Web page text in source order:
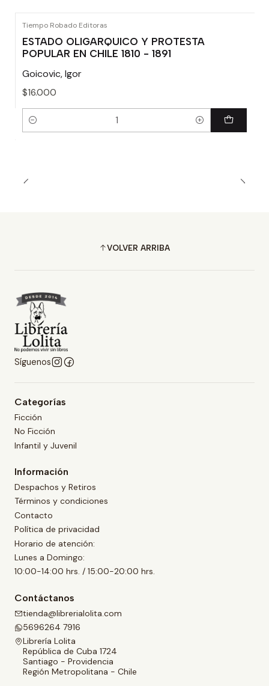
Tiempo Robado Editoras
ESTADO OLIGARQUICO Y PROTESTA
POPULAR EN CHILE 1810 - 1891
Goicovic, Igor
$16.000
Cantidad
VOLVER ARRIBA
Síguenos
Categorías
Ficción
No Ficción
Infantil y Juvenil
Información
Despachos y Retiros
Términos y condiciones
Contacto
Política de privacidad
Horario de atención:
Lunes a Domingo:
10:00-14:00 hrs. / 15:00-20:00 hrs.
Contáctanos
tienda@librerialolita.com
5696264 7916
Librería Lolita
República de Cuba 1724
Santiago - Providencia
Región Metropolitana - Chile